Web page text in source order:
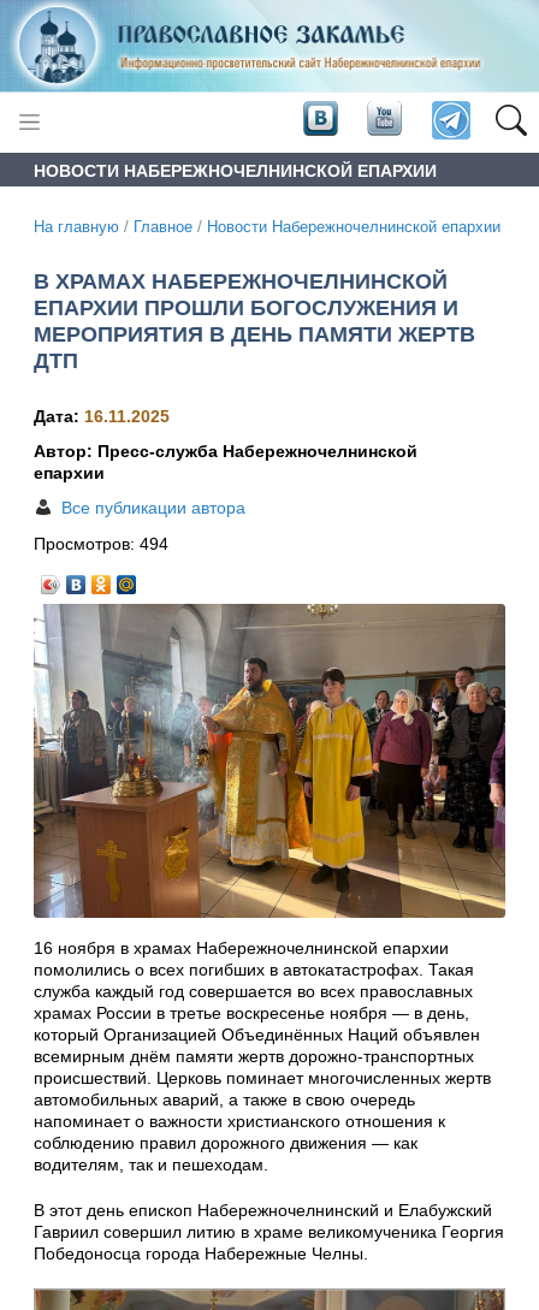
НОВОСТИ НАБЕРЕЖНОЧЕЛНИНСКОЙ ЕПАРХИИ
На главную / Главное / Новости Набережночелнинской епархии
В ХРАМАХ НАБЕРЕЖНОЧЕЛНИНСКОЙ
ЕПАРХИИ ПРОШЛИ БОГОСЛУЖЕНИЯ И
МЕРОПРИЯТИЯ В ДЕНЬ ПАМЯТИ ЖЕРТВ
ДТП
Дата: 16.11.2025
Автор: Пресс-служба Набережночелнинской
епархии
Все публикации автора
Просмотров: 494
16 ноября в храмах Набережночелнинской епархии
помолились о всех погибших в автокатастрофах. Такая
служба каждый год совершается во всех православных
храмах России в третье воскресенье ноября — в день,
который Организацией Объединённых Наций объявлен
всемирным днём памяти жертв дорожно-транспортных
происшествий. Церковь поминает многочисленных жертв
автомобильных аварий, а также в свою очередь
напоминает о важности христианского отношения к
соблюдению правил дорожного движения — как
водителям, так и пешеходам.
В этот день епископ Набережночелнинский и Елабужский
Гавриил совершил литию в храме великомученика Георгия
Победоносца города Набережные Челны.